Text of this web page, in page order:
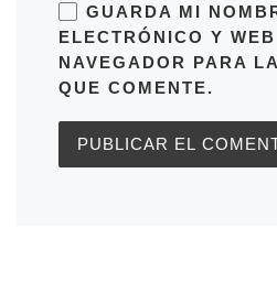
GUARDA MI
ELECTRÓNICO Y
NAVEGADOR PARA
QUE COMENTE.